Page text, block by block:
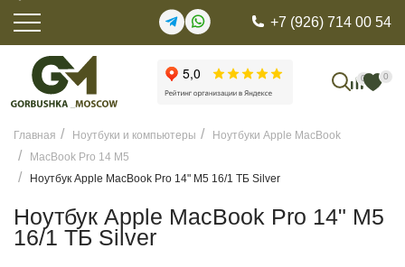
+7 (926) 714 00 54
0 0
Главная Ноутбуки и компьютеры
Ноутбуки Apple MacBook
MacBook Pro 14 M5
Ноутбук Apple MacBook Pro 14" M5 16/1 ТБ Silver
Ноутбук Apple MacBook Pro 14" M5
16/1 ТБ Silver